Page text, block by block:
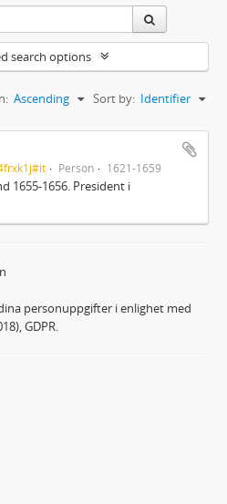
search options
Sort by: Identifier
Ascending
Person 1621-1659
1655-1656. President i
personuppgifter i enlighet med
GDPR.